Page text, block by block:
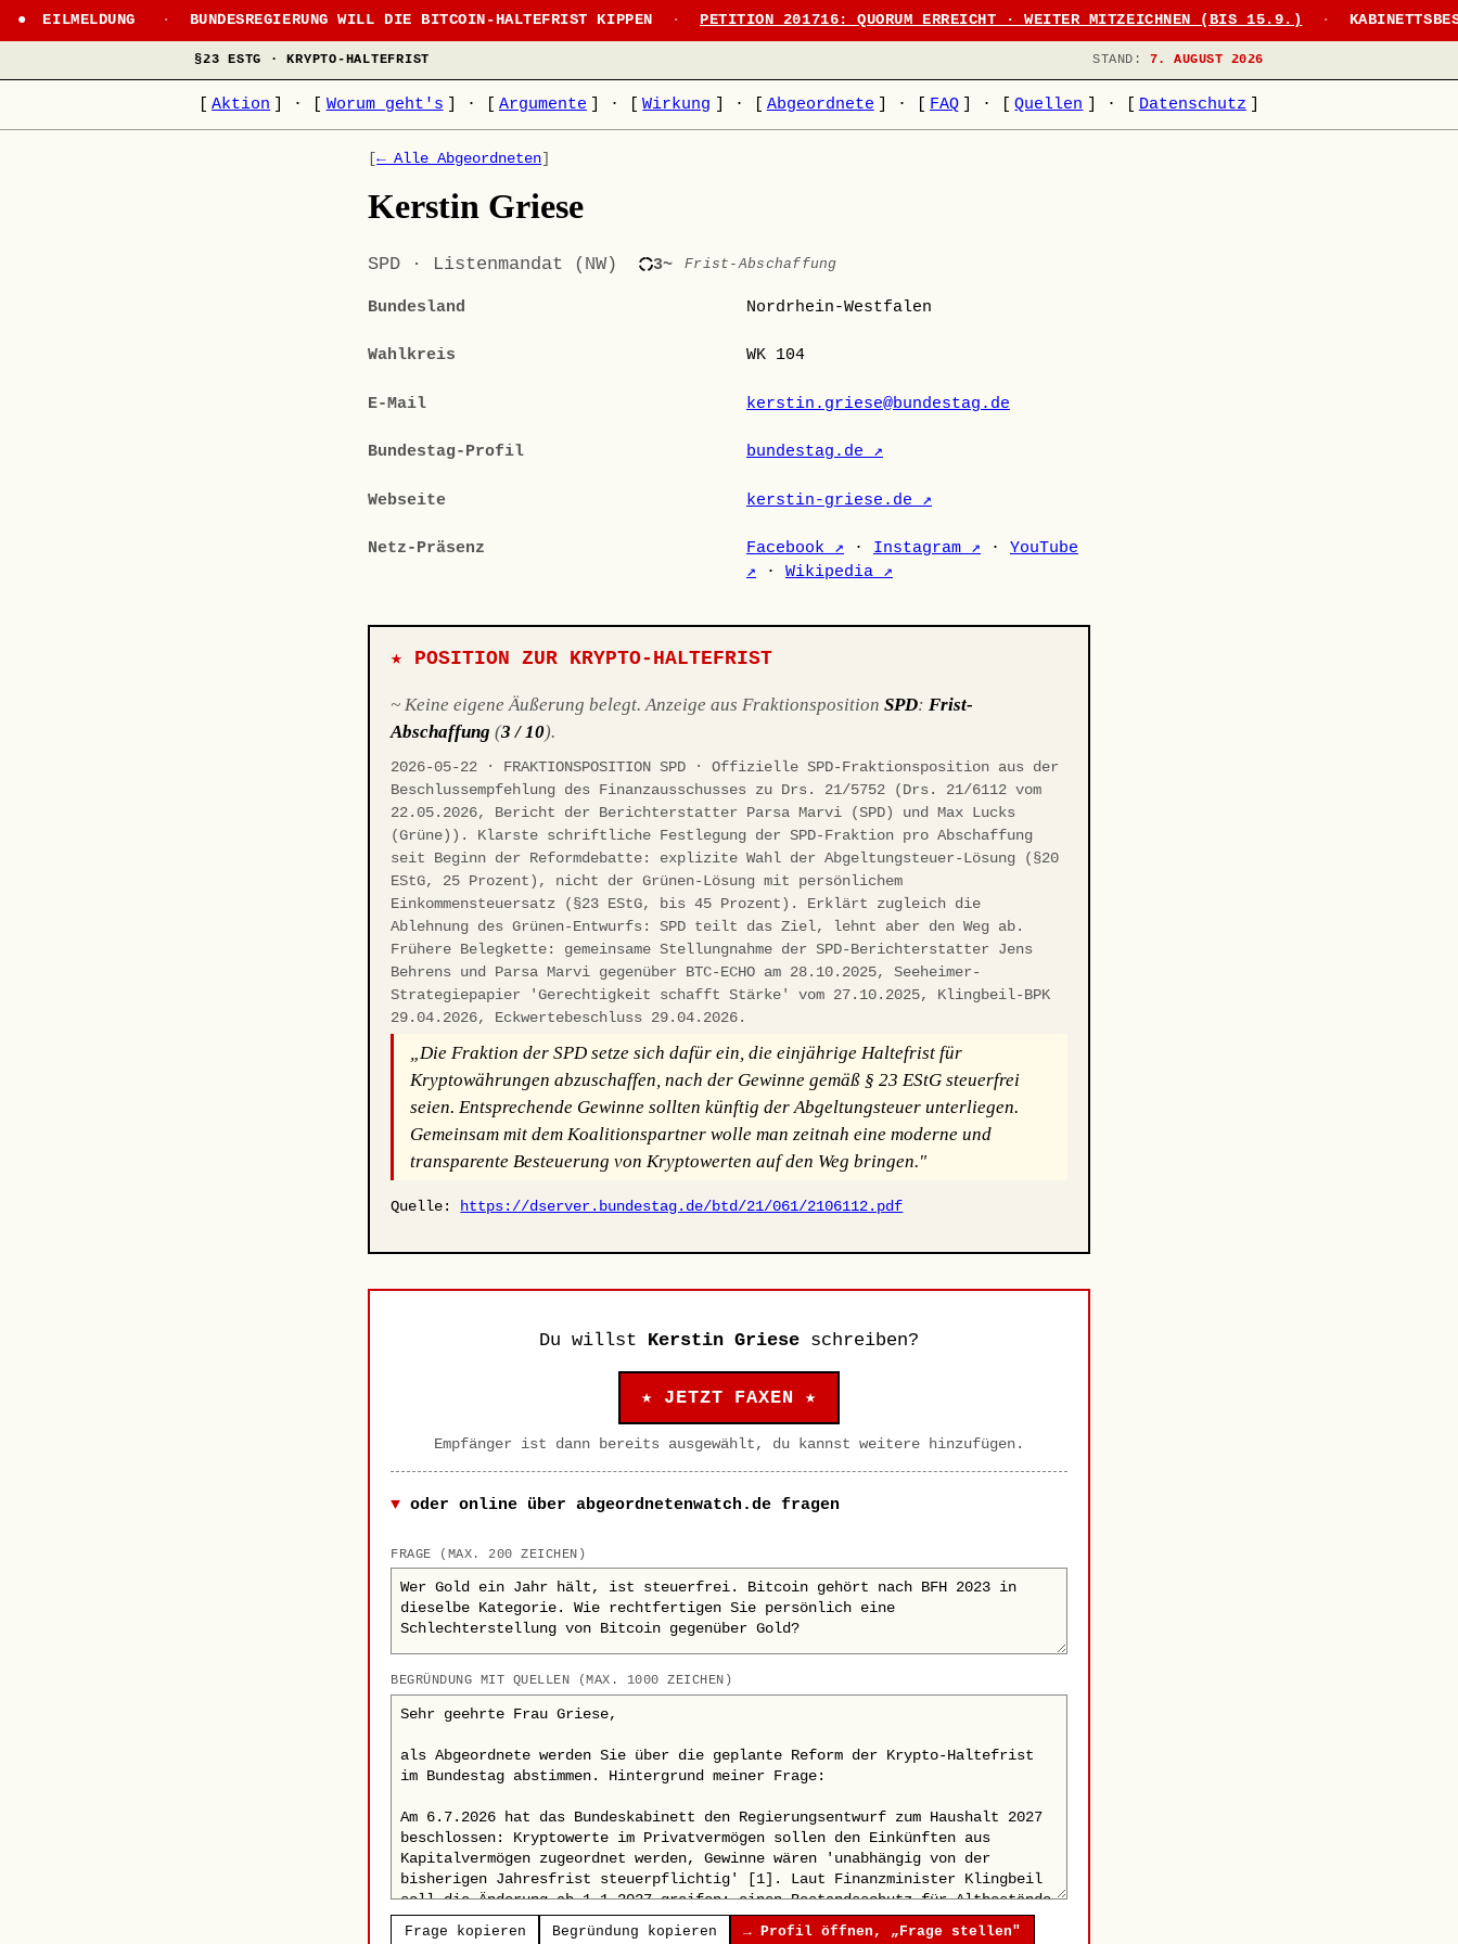
EILMELDUNG · BUNDESREGIERUNG WILL DIE BITCOIN-HALTEFRIST KIPPEN · PETITION 201716: QUORUM ERREICHT · WEITER MITZEICHNEN (BIS 15.9.) ·
§23 ESTG · KRYPTO-HALTEFRIST STAND: 7. AUGUST 2026
Aktion · Worum geht's · Argumente · Wirkung · Abgeordnete · FAQ · Quellen · Datenschutz
[← Alle Abgeordneten]
Kerstin Griese
SPD · Listenmandat (NW) 3~ Frist-Abschaffung
Bundesland Nordrhein-Westfalen
Wahlkreis WK 104
E-Mail kerstin.griese@bundestag.de
Bundestag-Profil bundestag.de ↗
Webseite kerstin-griese.de ↗
Netz-Präsenz Facebook ↗ · Instagram ↗ · YouTube
↗ · Wikipedia ↗
★ POSITION ZUR KRYPTO-HALTEFRIST
~ Keine eigene Äußerung belegt. Anzeige aus FraktionspositionSPD:Frist-
Abschaffung (3 / 10).
2026-05-22 · FRAKTIONSPOSITION SPD · Offizielle SPD-Fraktionsposition aus der
Beschlussempfehlung des Finanzausschusses zu Drs. 21/5752 (Drs. 21/6112 vom
22.05.2026, Bericht der Berichterstatter Parsa Marvi (SPD) und Max Lucks
(Grüne)). Klarste schriftliche Festlegung der SPD-Fraktion pro Abschaffung
seit Beginn der Reformdebatte: explizite Wahl der Abgeltungsteuer-Lösung (§20
EStG, 25 Prozent), nicht der Grünen-Lösung mit persönlichem
Einkommensteuersatz (§23 EStG, bis 45 Prozent). Erklärt zugleich die
Ablehnung des Grünen-Entwurfs: SPD teilt das Ziel, lehnt aber den Weg ab.
Frühere Belegkette: gemeinsame Stellungnahme der SPD-Berichterstatter Jens
Behrens und Parsa Marvi gegenüber BTC-ECHO am 28.10.2025, Seeheimer-
Strategiepapier 'Gerechtigkeit schafft Stärke' vom 27.10.2025, Klingbeil-BPK
29.04.2026, Eckwertebeschluss 29.04.2026.
„Die Fraktion der SPD setze sich dafür ein, die einjährige Haltefrist für
Kryptowährungen abzuschaffen, nach der Gewinne gemäß § 23 EStG steuerfrei
seien. Entsprechende Gewinne sollten künftig der Abgeltungsteuer unterliegen.
Gemeinsam mit dem Koalitionspartner wolle man zeitnah eine moderne und
transparente Besteuerung von Kryptowerten auf den Weg bringen."
Quelle: https://dserver.bundestag.de/btd/21/061/2106112.pdf
Du willst Kerstin Griese schreiben?
★ JETZT FAXEN ★
Empfänger ist dann bereits ausgewählt, du kannst weitere hinzufügen.
oder online über abgeordnetenwatch.de fragen
FRAGE (MAX. 200 ZEICHEN)
BEGRÜNDUNG MIT QUELLEN (MAX. 1000 ZEICHEN)
Frage kopieren Begründung kopieren → Profil öffnen, „Frage stellen"